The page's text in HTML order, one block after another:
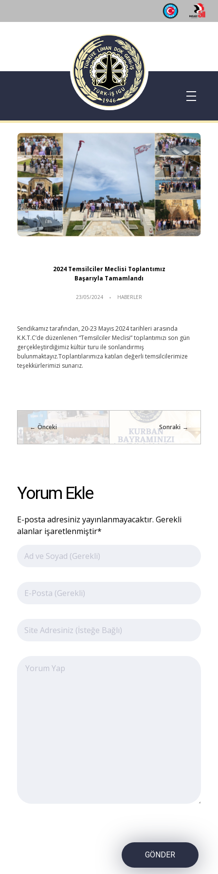
2024 Temsilciler Meclisi Toplantımız
Başarıyla Tamamlandı
23/05/2024 HABERLER
Sendikamız tarafından, 20-23 Mayıs 2024 tarihleri arasında
K.K.T.C’de düzenlenen “Temsilciler Meclisi” toplantımızı son gün
gerçekleştirdiğimiz kültür turu ile sonlandırmış
bulunmaktayız.Toplantılarımıza katılan değerli temsilcilerimize
teşekkürlerimizi sunarız.
Önceki Sonraki
Yorum Ekle
E-posta adresiniz yayınlanmayacaktır. Gerekli
alanlar işaretlenmiştir*